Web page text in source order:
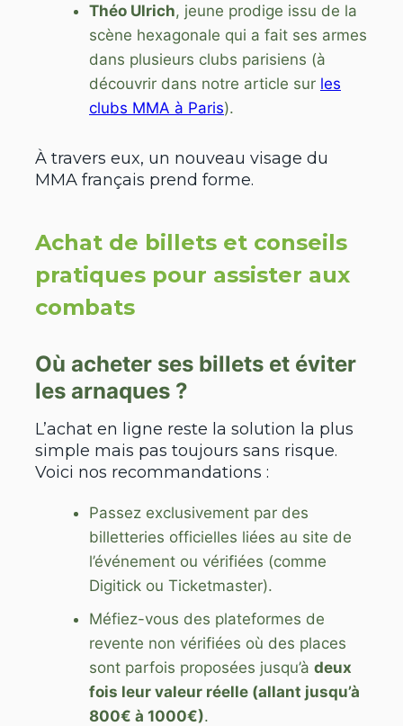
Théo Ulrich, jeune prodige issu de la
scène hexagonale qui a fait ses armes
dans plusieurs clubs parisiens (à
découvrir dans notre article sur les
clubs MMA à Paris).
À travers eux, un nouveau visage du
MMA français prend forme.
Achat de billets et conseils
pratiques pour assister aux
combats
Où acheter ses billets et éviter
les arnaques ?
L’achat en ligne reste la solution la plus
simple mais pas toujours sans risque.
Voici nos recommandations :
Passez exclusivement par des
billetteries officielles liées au site de
l’événement ou vérifiées (comme
Digitick ou Ticketmaster).
Méfiez-vous des plateformes de
revente non vérifiées où des places
sont parfois proposées jusqu’à deux
fois leur valeur réelle (allant jusqu’à
800€ à 1000€).